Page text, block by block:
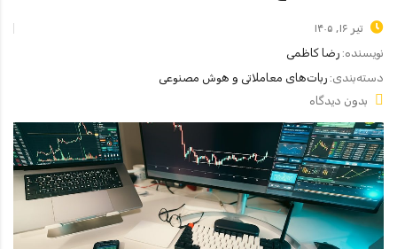
تیر ۱۶, ۱۴۰۵
نویسنده: رضا کاظمی
دسته‌بندی: ربات‌های معاملاتی و هوش مصنوعی
بدون دیدگاه